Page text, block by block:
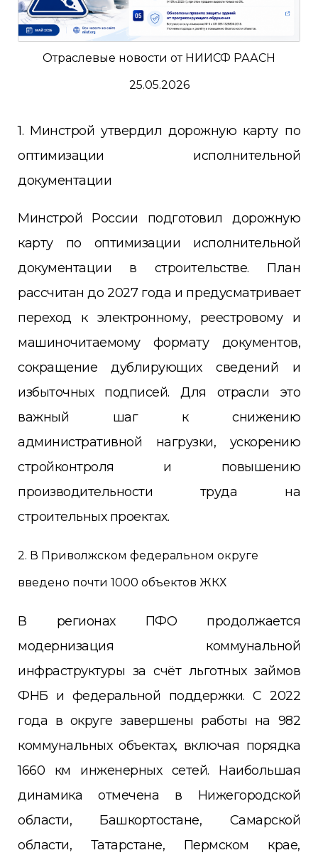
Отраслевые новости от НИИСФ РААСН
25.05.2026
1. Минстрой утвердил дорожную карту по
оптимизации исполнительной
документации
Минстрой России подготовил дорожную
карту по оптимизации исполнительной
документации в строительстве. План
рассчитан до 2027 года и предусматривает
переход к электронному, реестровому и
машиночитаемому формату документов,
сокращение дублирующих сведений и
избыточных подписей. Для отрасли это
важный шаг к снижению
административной нагрузки, ускорению
стройконтроля и повышению
производительности труда на
строительных проектах.
2. В Приволжском федеральном округе
введено почти 1000 объектов ЖКХ
В регионах ПФО продолжается
модернизация коммунальной
инфраструктуры за счёт льготных займов
ФНБ и федеральной поддержки. С 2022
года в округе завершены работы на 982
коммунальных объектах, включая порядка
1660 км инженерных сетей. Наибольшая
динамика отмечена в Нижегородской
области, Башкортостане, Самарской
области, Татарстане, Пермском крае,